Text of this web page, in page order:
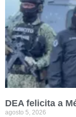
DEA felicita a
agosto 5, 2026